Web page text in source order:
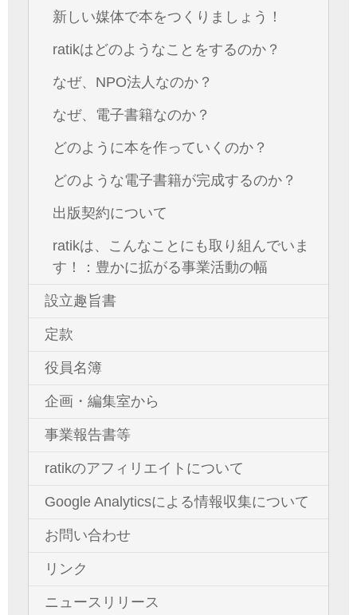
新しい媒体で本をつくりましょう！
ratikはどのようなことをするのか？
なぜ、NPO法人なのか？
なぜ、電子書籍なのか？
どのように本を作っていくのか？
どのような電子書籍が完成するのか？
出版契約について
ratikは、こんなことにも取り組んでいま
す！：豊かに拡がる事業活動の幅
設立趣旨書
定款
役員名簿
企画・編集室から
事業報告書等
ratikのアフィリエイトについて
Google Analyticsによる情報収集について
お問い合わせ
リンク
ニュースリリース